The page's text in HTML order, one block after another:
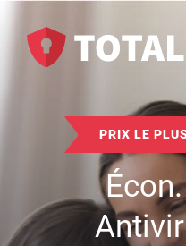
PRIX LE